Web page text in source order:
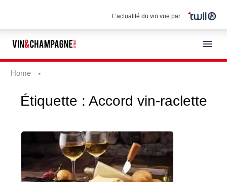
L’actualité du vin vue par
Français
Home
Étiquette : Accord vin-raclette